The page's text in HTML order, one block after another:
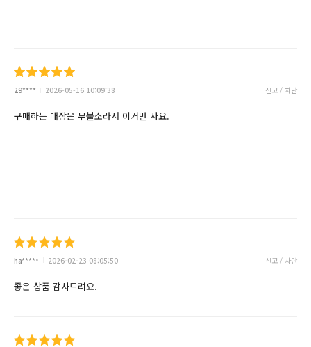
29**** 2026-05-16 10:09:38 신고 / 차단
구매하는 매장은 무불소라서 이거만 사요.
ha***** 2026-02-23 08:05:50 신고 / 차단
좋은 상품 감사드려요.